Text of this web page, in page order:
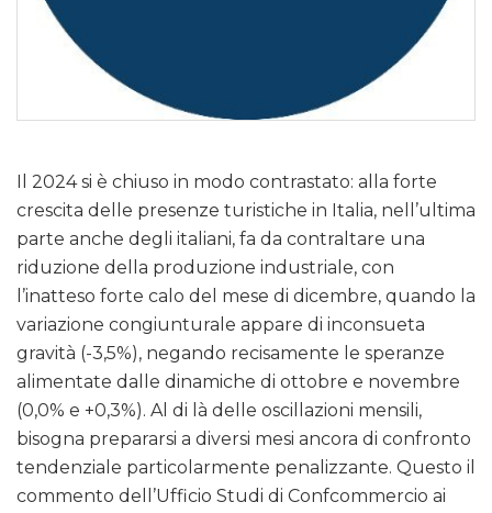
Il 2024 si è chiuso in modo contrastato: alla forte
crescita delle presenze turistiche in Italia, nell’ultima
parte anche degli italiani, fa da contraltare una
riduzione della produzione industriale, con
l’inatteso forte calo del mese di dicembre, quando la
variazione congiunturale appare di inconsueta
gravità (-3,5%), negando recisamente le speranze
alimentate dalle dinamiche di ottobre e novembre
(0,0% e +0,3%). Al di là delle oscillazioni mensili,
bisogna prepararsi a diversi mesi ancora di confronto
tendenziale particolarmente penalizzante. Questo il
commento dell’Ufficio Studi di Confcommercio ai